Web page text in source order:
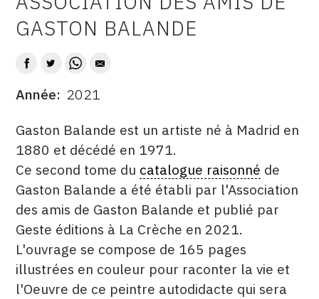
CONTACT
SUIVEZ-NOUS
INSTAGRAM
FACEBOOK
TWITTER
PINTEREST
AUTEUR
GASTON BALANDE
DATE
Année 2021
DESCRITPTION
Gaston Balande est un artiste né à Madrid en
1880 et décédé en 1971.
Ce second tome du catalogue raisonné de
Gaston Balande a été établi par l'Association
des amis de Gaston Balande et publié par
Geste éditions à La Crèche en 2021.
L'ouvrage se compose de 165 pages
illustrées en couleur pour raconter la vie et
l'Oeuvre de ce peintre autodidacte qui sera